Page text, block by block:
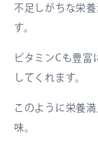
不足しがちな栄
す。
ビタミンCも豊
してくれます。
このように栄養
味。